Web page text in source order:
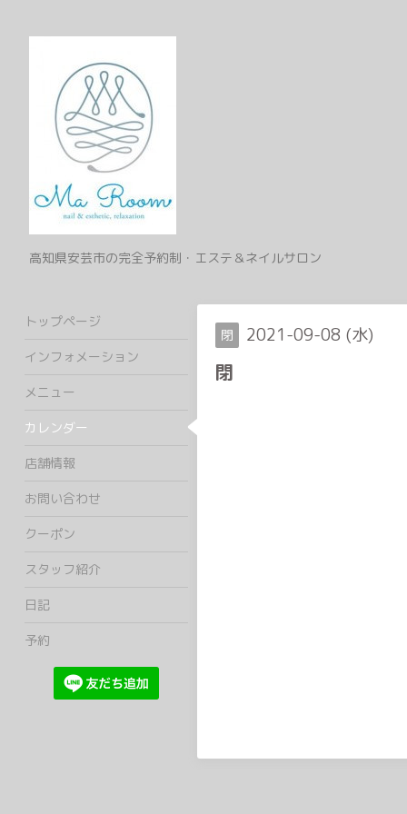
高知県安芸市の完全予約制・エステ＆ネイルサロン
閉 2021-09-08 (水)
閉
トップページ
インフォメーション
メニュー
カレンダー
店舗情報
お問い合わせ
クーポン
スタッフ紹介
日記
予約